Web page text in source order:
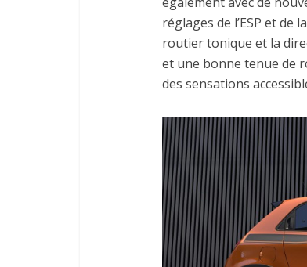
réglages de l’ESP et
routier tonique et la
et une bonne tenue de
des sensations